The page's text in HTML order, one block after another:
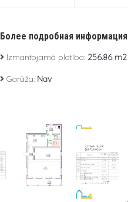
Более подробная информация
Izmantojamā platība: 256.86 m2
Garāža: Nav